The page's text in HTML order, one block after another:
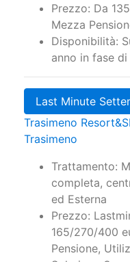
anno in fase
Last Minute
Trasimeno
Trattamento:
completa,
ed Esterna
Prezzo:
165/270/400
Pensione,
Solarium. €
Disponibilità:
di